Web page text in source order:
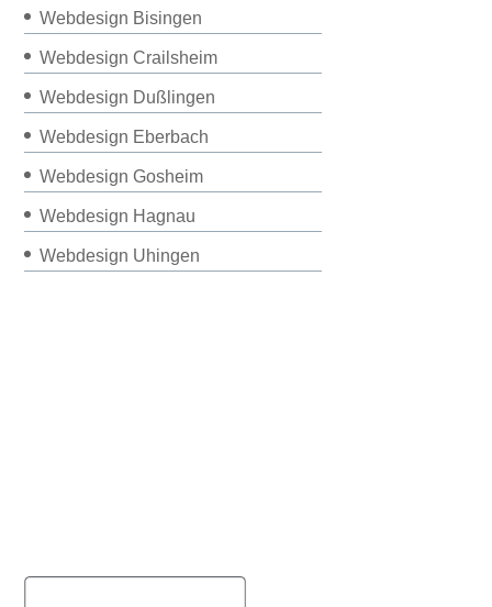
Webdesign Bisingen
Webdesign Crailsheim
Webdesign Dußlingen
Webdesign Eberbach
Webdesign Gosheim
Webdesign Hagnau
Webdesign Uhingen